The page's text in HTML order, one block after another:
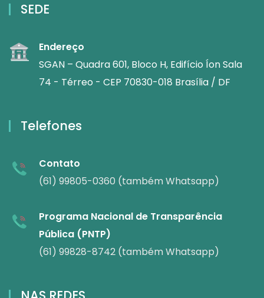
SEDE
Endereço
SGAN – Quadra 601, Bloco H, Edifício Íon Sala
74 - Térreo - CEP 70830-018 Brasília / DF
Telefones
Contato
(61) 99805-0360 (também Whatsapp)
Programa Nacional de Transparência
Pública (PNTP)
(61) 99828-8742 (também Whatsapp)